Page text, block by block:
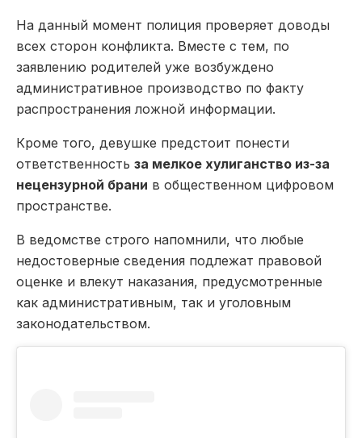
На данный момент полиция проверяет доводы
всех сторон конфликта. Вместе с тем, по
заявлению родителей уже возбуждено
административное производство по факту
распространения ложной информации.
Кроме того, девушке предстоит понести
ответственность за мелкое хулиганство из-за
нецензурной брани в общественном цифровом
пространстве.
В ведомстве строго напомнили, что любые
недостоверные сведения подлежат правовой
оценке и влекут наказания, предусмотренные
как административным, так и уголовным
законодательством.